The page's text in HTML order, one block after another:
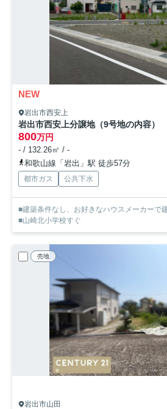
NEW
岩出市西安上
岩出市西安上分譲地（9号地の内容）
800万円
- / 132.26㎡ / -
和歌山線「岩出」駅 徒歩57分
都市ガス 公共下水
■建築条件なし、お好きなハウスメーカーで
■山崎北小学校すぐ
売地
岩出市山田